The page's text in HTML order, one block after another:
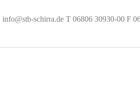
schirra.de T 06806 30930-00 F